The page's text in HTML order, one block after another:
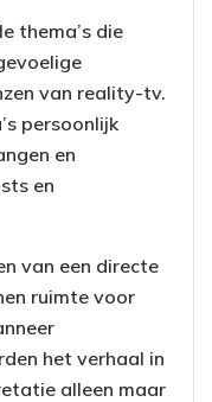
thema’s die
van reality-tv.
persoonlijk
en
en
van een directe
ruimte voor
het verhaal in
alleen maar